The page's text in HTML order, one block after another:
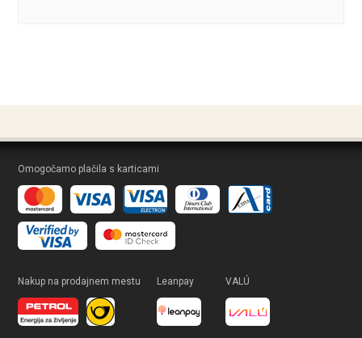
Omogočamo plačila s karticami
Nakup na prodajnem mestu Leanpay VALÚ